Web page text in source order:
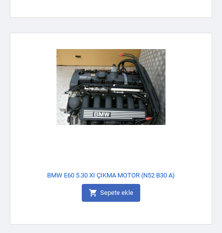
BMW E60 5.30 XI ÇIKMA MOTOR (N52 B30 A)
 Sepete ekle